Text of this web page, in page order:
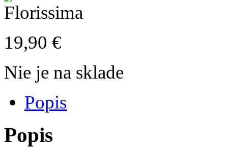
19,90 €
Nie je na sklade
Popis
Popis